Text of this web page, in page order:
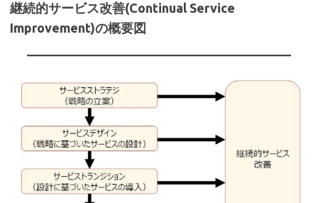
継続的サービス改善(Continual Service
Improvement)の概要図